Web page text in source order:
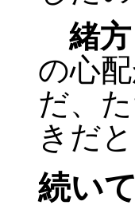
緒方
の心
だ、
きだ
続い